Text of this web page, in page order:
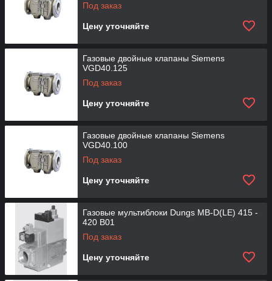
Под заказ
Цену уточняйте
Газовые двойные клапаны Siemens
VGD40.125
Под заказ
Цену уточняйте
Газовые двойные клапаны Siemens
VGD40.100
Под заказ
Цену уточняйте
Газовые мультиблоки Dungs MB-D(LE) 415 -
420 B01
Под заказ
Цену уточняйте